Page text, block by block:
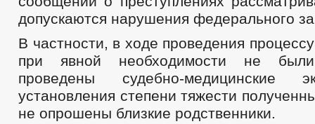
допускаются нарушения федерального
В частности, в ходе проведения
при явной необходимости не
проведены судебно-медицинские
установления степени тяжести
не опрошены близкие родственники.